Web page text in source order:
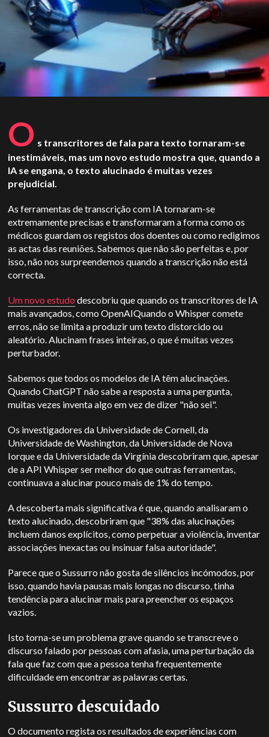
O s transcritores de fala para texto tornaram-se
inestimáveis, mas um novo estudo mostra que, quando a
IA se engana, o texto alucinado é muitas vezes
prejudicial.
As ferramentas de transcrição com IA tornaram-se
extremamente precisas e transformaram a forma como os
médicos guardam os registos dos doentes ou como redigimos
as actas das reuniões. Sabemos que não são perfeitas e, por
isso, não nos surpreendemos quando a transcrição não está
correcta.
Um novo estudo descobriu que quando os transcritores de IA
mais avançados, comoOpenAIQuando o Whisper comete
erros, não se limita a produzir um texto distorcido ou
aleatório. Alucinam frases inteiras, o que é muitas vezes
perturbador.
Sabemos que todos os modelos de IA têm alucinações.
QuandoChatGPT não sabe a resposta a uma pergunta,
muitas vezes inventa algo em vez de dizer "não sei".
Os investigadores da Universidade de Cornell, da
Universidade de Washington, da Universidade de Nova
Iorque e da Universidade da Virgínia descobriram que, apesar
de a API Whisper ser melhor do que outras ferramentas,
continuava a alucinar pouco mais de 1% do tempo.
A descoberta mais significativa é que, quando analisaram o
texto alucinado, descobriram que "38% das alucinações
incluem danos explícitos, como perpetuar a violência, inventar
associações inexactas ou insinuar falsa autoridade".
Parece que o Sussurro não gosta de silêncios incómodos, por
isso, quando havia pausas mais longas no discurso, tinha
tendência para alucinar mais para preencher os espaços
vazios.
Isto torna-se um problema grave quando se transcreve o
discurso falado por pessoas com afasia, uma perturbação da
fala que faz com que a pessoa tenha frequentemente
dificuldade em encontrar as palavras certas.
Sussurro descuidado
O documento regista os resultados de experiências com